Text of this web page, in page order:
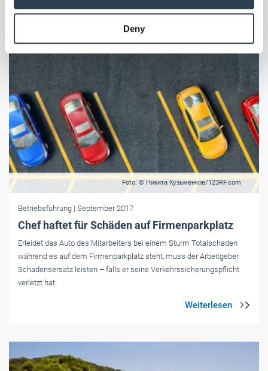
provided to them or that they’ve collected from your use
Weitere Informationen:Impressum Datenschutz
Deny
Foto: © Никита Кузьменков/123RF.com
Betriebsführung | September 2017
Chef haftet für Schäden auf Firmenparkplatz
Erleidet das Auto des Mitarbeiters bei einem Sturm Totalschaden
während es auf dem Firmenparkplatz steht, muss der Arbeitgeber
Schadensersatz leisten – falls er seine Verkehrssicherungspflicht
verletzt hat.